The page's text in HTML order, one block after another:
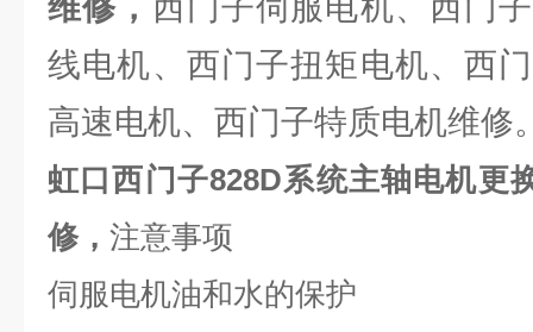
维修， 西门子伺服电机、西门
线电机、西门子扭矩电机、西
高速电机、西门子特质电机维修
虹口西门子828D系统主轴电机更
修， 注意事项
伺服电机油和水的保护